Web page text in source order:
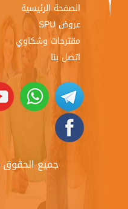
الصفحة الرئيسية
عروض SPU
مقترحات وشكاوي
اتصل بنا
جميع الحقوق